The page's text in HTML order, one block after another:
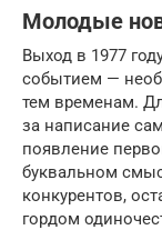
Молодые
Выход в 1977
событием —
тем временам.
за написание
появление
буквальном
конкурентов,
гордом